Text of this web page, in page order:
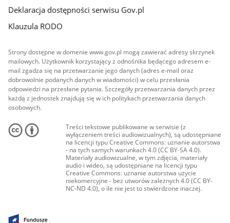
Deklaracja dostępności serwisu Gov.pl
Klauzula RODO
Strony dostępne w domenie www.gov.pl mogą zawierać adresy skrzynek
mailowych. Użytkownik korzystający z odnośnika będącego adresem e-
mail zgadza się na przetwarzanie jego danych (adres e-mail oraz
dobrowolnie podanych danych w wiadomości) w celu przesłania
odpowiedzi na przesłane pytania. Szczegóły przetwarzania danych przez
każdą z jednostek znajdują się w ich politykach przetwarzania danych
osobowych.
Treści tekstowe publikowane w serwisie (z
wyłączeniem treści audiowizualnych), są udostępniane
na licencji typu Creative Commons: uznanie autorstwa
- na tych samych warunkach 4.0 (CC BY-SA 4.0).
Materiały audiowizualne, w tym zdjęcia, materiały
audio i wideo, są udostępniane na licencji typu
Creative Commons: uznanie autorstwa użycie
niekomercyjne - bez utworów zależnych 4.0 (CC BY-
NC-ND 4.0), o ile nie jest to stwierdzone inaczej.